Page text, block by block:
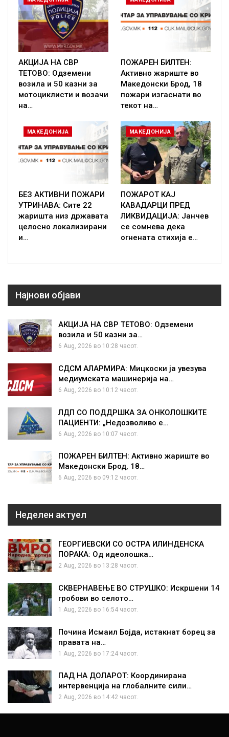
АКЦИЈА НА СВР
ТЕТОВО: Одземени
возила и 50 казни за
мотоциклисти и возачи
на…
ПОЖАРЕН БИЛТЕН:
Активно жариште во
Македонски Брод, 18
пожари изгаснати во
текот на…
МАКЕДОНИЈА
БЕЗ АКТИВНИ ПОЖАРИ
УТРИНАВА: Сите 22
жаришта низ државата
целосно локализирани
и…
МАКЕДОНИЈА
ПОЖАРОТ КАЈ
КАВАДАРЦИ ПРЕД
ЛИКВИДАЦИЈА: Јанчев
се сомнева дека
огнената стихија е…
Најнови објави
АКЦИЈА НА СВР ТЕТОВО: Одземени
возила и 50 казни за…
6 Aug, 2026 во 10:28 часот.
СДСМ АЛАРМИРА: Мицкоски ја увезува
медиумската машинерија на…
6 Aug, 2026 во 10:12 часот.
ЛДП СО ПОДДРШКА ЗА ОНКОЛОШКИТЕ
ПАЦИЕНТИ: „Недозволиво е…
6 Aug, 2026 во 10:07 часот.
ПОЖАРЕН БИЛТЕН: Активно жариште во
Македонски Брод, 18…
6 Aug, 2026 во 09:12 часот.
Неделен актуел
ГЕОРГИЕВСКИ СО ОСТРА ИЛИНДЕНСКА
ПОРАКА: Од идеолошка…
2 Aug, 2026 во 13:28 часот.
СКВЕРНАВЕЊЕ ВО СТРУШКО: Искршени 14
гробови во селото…
1 Aug, 2026 во 16:54 часот.
Почина Исмаил Бојда, истакнат борец за
правата на…
1 Aug, 2026 во 17:24 часот.
ПАД НА ДОЛАРОТ: Координирана
интервенција на глобалните сили…
2 Aug, 2026 во 14:42 часот.